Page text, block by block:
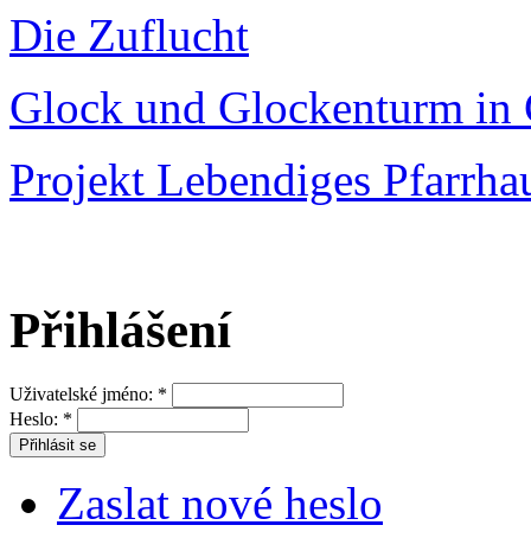
Die Zuflucht
Glock und Glockenturm in
Projekt Lebendiges
Přihlášení
Uživatelské jméno: *
Heslo: *
Zaslat nové heslo